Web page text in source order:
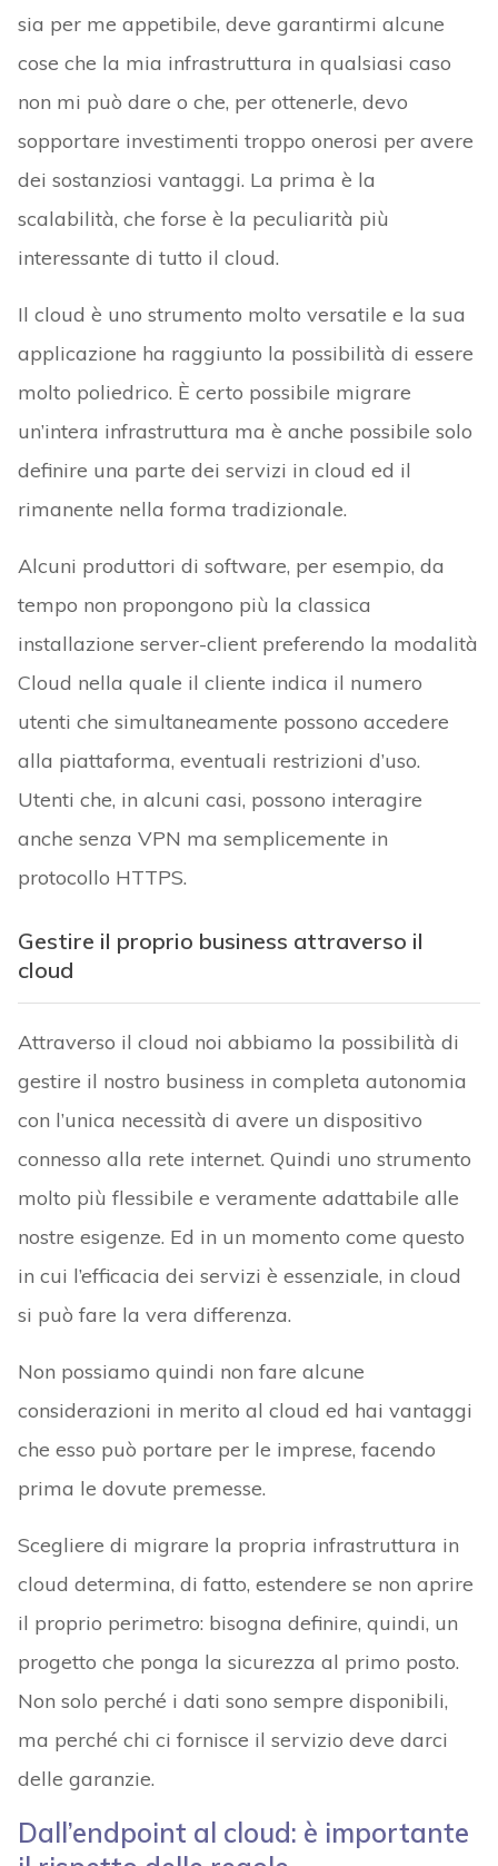
sia per me appetibile, deve garantirmi alcune
cose che la mia infrastruttura in qualsiasi caso
non mi può dare o che, per ottenerle, devo
sopportare investimenti troppo onerosi per avere
dei sostanziosi vantaggi. La prima è la
scalabilità, che forse è la peculiarità più
interessante di tutto il cloud.
Il cloud è uno strumento molto versatile e la sua
applicazione ha raggiunto la possibilità di essere
molto poliedrico. È certo possibile migrare
un’intera infrastruttura ma è anche possibile solo
definire una parte dei servizi in cloud ed il
rimanente nella forma tradizionale.
Alcuni produttori di software, per esempio, da
tempo non propongono più la classica
installazione server-client preferendo la modalità
Cloud nella quale il cliente indica il numero
utenti che simultaneamente possono accedere
alla piattaforma, eventuali restrizioni d’uso.
Utenti che, in alcuni casi, possono interagire
anche senza VPN ma semplicemente in
protocollo HTTPS.
Gestire il proprio business attraverso il
cloud
Attraverso il cloud noi abbiamo la possibilità di
gestire il nostro business in completa autonomia
con l’unica necessità di avere un dispositivo
connesso alla rete internet. Quindi uno strumento
molto più flessibile e veramente adattabile alle
nostre esigenze. Ed in un momento come questo
in cui l’efficacia dei servizi è essenziale, in cloud
si può fare la vera differenza.
Non possiamo quindi non fare alcune
considerazioni in merito al cloud ed hai vantaggi
che esso può portare per le imprese, facendo
prima le dovute premesse.
Scegliere di migrare la propria infrastruttura in
cloud determina, di fatto, estendere se non aprire
il proprio perimetro: bisogna definire, quindi, un
progetto che ponga la sicurezza al primo posto.
Non solo perché i dati sono sempre disponibili,
ma perché chi ci fornisce il servizio deve darci
delle garanzie.
Dall’endpoint al cloud: è importante